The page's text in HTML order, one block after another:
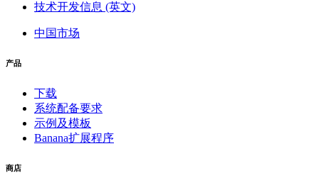
技术开发信息 (英文)
中国市场
产品
下载
系统配备要求
示例及模板
Banana扩展程序
商店